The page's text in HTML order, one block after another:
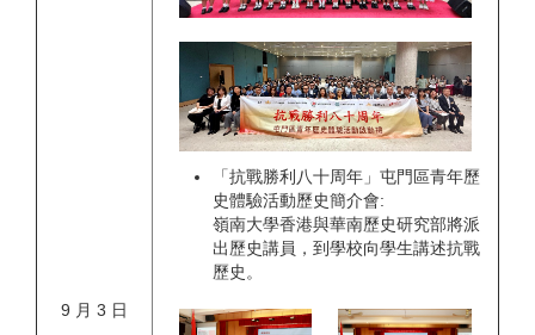
9 月 3 日
「抗戰勝利八十周年」屯門區青年歷
史體驗活動歷史簡介會:
嶺南大學香港與華南歷史研究部將派
出歷史講員，到學校向學生講述抗戰
歷史。